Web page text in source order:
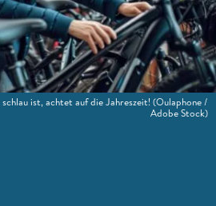
ist, achtet auf die Jahreszeit!(Oulaphone /
Adobe Stock)